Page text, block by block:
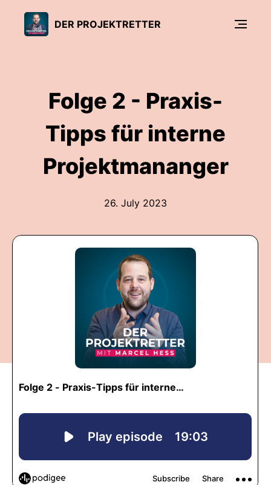
DER PROJEKTRETTER
Folge 2 - Praxis-
Tipps für interne
Projektmananger
26. July 2023